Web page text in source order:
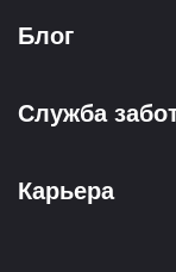
Блог
Служба
Карьера